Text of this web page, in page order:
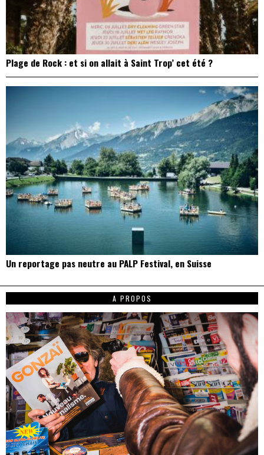
Plage de Rock : et si on allait à Saint Trop’ cet été ?
Un reportage pas neutre au PALP Festival, en Suisse
A PROPOS